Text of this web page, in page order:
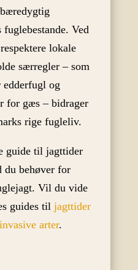
Ved
lokale
særregler – som
og
for gæs – bidrager
rige fugleliv.
guide til jagttider
du behøver for
Vil du vide
guides til jagttider
arter.